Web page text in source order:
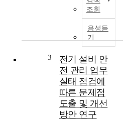
면
조회
음성듣
기
p
3
전기 설비 안
전 관리 업무
실태 점검에
따른 문제점
도출 및 개선
방안 연구